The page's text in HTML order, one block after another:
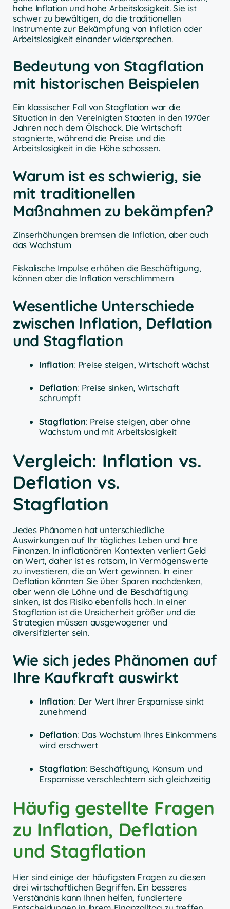
hohe Inflation und hohe Arbeitslosigkeit. Sie ist
schwer zu bewältigen, da die traditionellen
Instrumente zur Bekämpfung von Inflation oder
Arbeitslosigkeit einander widersprechen.
Bedeutung von Stagflation
mit historischen Beispielen
Ein klassischer Fall von Stagflation war die
Situation in den Vereinigten Staaten in den 1970er
Jahren nach dem Ölschock. Die Wirtschaft
stagnierte, während die Preise und die
Arbeitslosigkeit in die Höhe schossen.
Warum ist es schwierig, sie
mit traditionellen
Maßnahmen zu bekämpfen?
Zinserhöhungen bremsen die Inflation, aber auch
das Wachstum
Fiskalische Impulse erhöhen die Beschäftigung,
können aber die Inflation verschlimmern
Wesentliche Unterschiede
zwischen Inflation, Deflation
und Stagflation
Inflation: Preise steigen, Wirtschaft wächst
Deflation: Preise sinken, Wirtschaft
schrumpft
Stagflation: Preise steigen, aber ohne
Wachstum und mit Arbeitslosigkeit
Vergleich: Inflation vs.
Deflation vs.
Stagflation
Jedes Phänomen hat unterschiedliche
Auswirkungen auf Ihr tägliches Leben und Ihre
Finanzen. In inflationären Kontexten verliert Geld
an Wert, daher ist es ratsam, in Vermögenswerte
zu investieren, die an Wert gewinnen. In einer
Deflation könnten Sie über Sparen nachdenken,
aber wenn die Löhne und die Beschäftigung
sinken, ist das Risiko ebenfalls hoch. In einer
Stagflation ist die Unsicherheit größer und die
Strategien müssen ausgewogener und
diversifizierter sein.
Wie sich jedes Phänomen auf
Ihre Kaufkraft auswirkt
Inflation: Der Wert Ihrer Ersparnisse sinkt
zunehmend
Deflation: Das Wachstum Ihres Einkommens
wird erschwert
Stagflation: Beschäftigung, Konsum und
Ersparnisse verschlechtern sich gleichzeitig
Häufig gestellte Fragen
zu Inflation, Deflation
und Stagflation
Hier sind einige der häufigsten Fragen zu diesen
drei wirtschaftlichen Begriffen. Ein besseres
Verständnis kann Ihnen helfen, fundiertere